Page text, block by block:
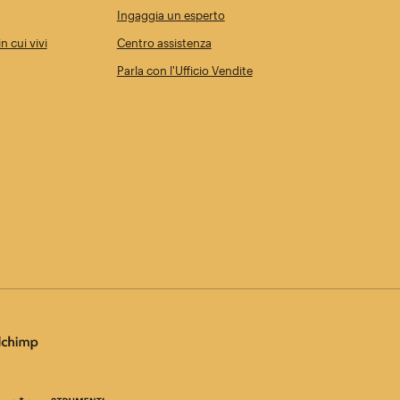
cui vivi
Ingaggia un esperto
Centro assistenza
Parla con l'Ufficio Vendite